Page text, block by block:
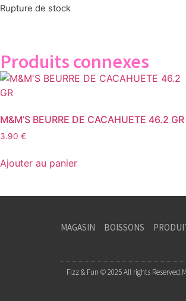
Rupture de stock
Produits connexes
M&M’S BEURRE DE CACAHUETE 46.2 GR
3.90 €
Ajouter au panier
MAGASIN BOISSONS
Fizz & Fun © 2025 All rights Reserved.